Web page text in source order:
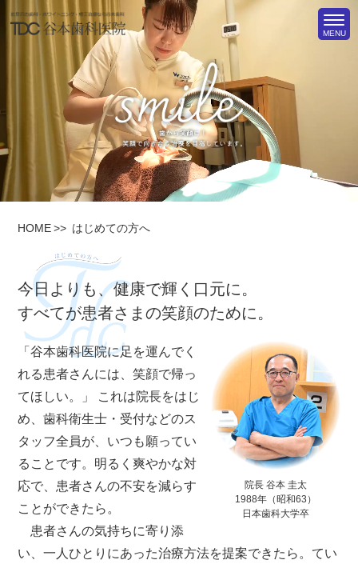
MENU
HOME はじめての方へ
今日よりも、健康で輝く口元に。
すべてが患者さまの笑顔のために。
院長 谷本 圭太
1988年（昭和63）
日本歯科大学卒
「谷本歯科医院に足を運んでく
れる患者さんには、笑顔で帰っ
てほしい。」 これは院長をはじ
め、歯科衛生士・受付などのス
タッフ全員が、いつも願ってい
ることです。明るく爽やかな対
応で、患者さんの不安を減らす
ことができたら。
患者さんの気持ちに寄り添
い、一人ひとりにあった治療方法を提案できたら。てい